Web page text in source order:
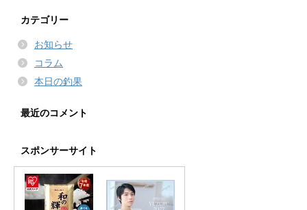
カテゴリー
お知らせ
コラム
本日の釣果
最近のコメント
スポンサーサイト